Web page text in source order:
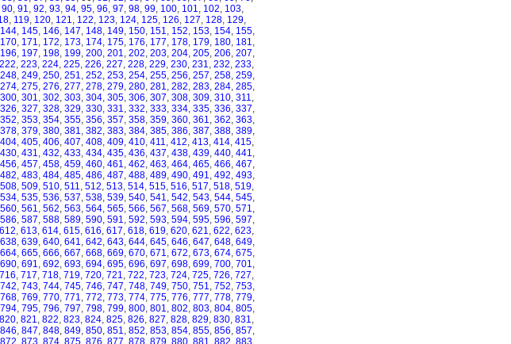
90, 91, 92, 93, 94, 95, 96, 97, 98, 99, 100, 101, 102, 103,
, 119, 120, 121, 122, 123, 124, 125, 126, 127, 128, 129,
144, 145, 146, 147, 148, 149, 150, 151, 152, 153, 154, 155,
170, 171, 172, 173, 174, 175, 176, 177, 178, 179, 180, 181,
196, 197, 198, 199, 200, 201, 202, 203, 204, 205, 206, 207,
222, 223, 224, 225, 226, 227, 228, 229, 230, 231, 232, 233,
248, 249, 250, 251, 252, 253, 254, 255, 256, 257, 258, 259,
274, 275, 276, 277, 278, 279, 280, 281, 282, 283, 284, 285,
300, 301, 302, 303, 304, 305, 306, 307, 308, 309, 310, 311,
326, 327, 328, 329, 330, 331, 332, 333, 334, 335, 336, 337,
352, 353, 354, 355, 356, 357, 358, 359, 360, 361, 362, 363,
378, 379, 380, 381, 382, 383, 384, 385, 386, 387, 388, 389,
404, 405, 406, 407, 408, 409, 410, 411, 412, 413, 414, 415,
430, 431, 432, 433, 434, 435, 436, 437, 438, 439, 440, 441,
456, 457, 458, 459, 460, 461, 462, 463, 464, 465, 466, 467,
482, 483, 484, 485, 486, 487, 488, 489, 490, 491, 492, 493,
508, 509, 510, 511, 512, 513, 514, 515, 516, 517, 518, 519,
534, 535, 536, 537, 538, 539, 540, 541, 542, 543, 544, 545,
560, 561, 562, 563, 564, 565, 566, 567, 568, 569, 570, 571,
586, 587, 588, 589, 590, 591, 592, 593, 594, 595, 596, 597,
612, 613, 614, 615, 616, 617, 618, 619, 620, 621, 622, 623,
638, 639, 640, 641, 642, 643, 644, 645, 646, 647, 648, 649,
664, 665, 666, 667, 668, 669, 670, 671, 672, 673, 674, 675,
690, 691, 692, 693, 694, 695, 696, 697, 698, 699, 700, 701,
716, 717, 718, 719, 720, 721, 722, 723, 724, 725, 726, 727,
742, 743, 744, 745, 746, 747, 748, 749, 750, 751, 752, 753,
768, 769, 770, 771, 772, 773, 774, 775, 776, 777, 778, 779,
794, 795, 796, 797, 798, 799, 800, 801, 802, 803, 804, 805,
820, 821, 822, 823, 824, 825, 826, 827, 828, 829, 830, 831,
846, 847, 848, 849, 850, 851, 852, 853, 854, 855, 856, 857,
872, 873, 874, 875, 876, 877, 878, 879, 880, 881, 882, 883,